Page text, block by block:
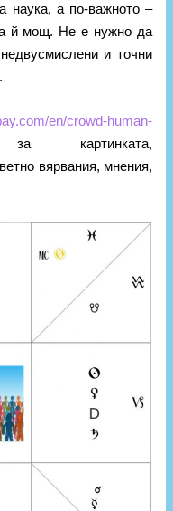
наука, а по-важното –
й мощ. Не е нужно да
и точни
en/crowd-human-
за картинката,
вярвания, мнения,